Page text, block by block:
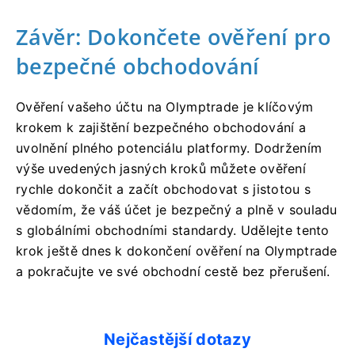
Závěr: Dokončete ověření pro
bezpečné obchodování
Ověření vašeho účtu na Olymptrade je klíčovým
krokem k zajištění bezpečného obchodování a
uvolnění plného potenciálu platformy. Dodržením
výše uvedených jasných kroků můžete ověření
rychle dokončit a začít obchodovat s jistotou s
vědomím, že váš účet je bezpečný a plně v souladu
s globálními obchodními standardy. Udělejte tento
krok ještě dnes k dokončení ověření na Olymptrade
a pokračujte ve své obchodní cestě bez přerušení.
Nejčastější dotazy